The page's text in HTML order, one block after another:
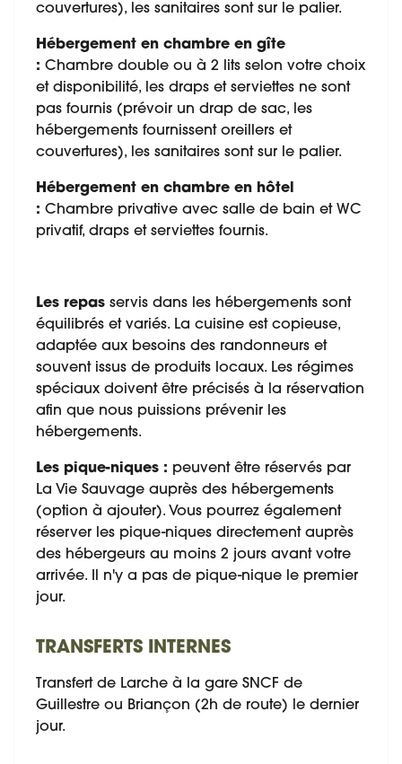
couvertures), les sanitaires sont sur le palier.
Hébergement en chambre en gîte
: Chambre double ou à 2 lits selon votre choix
et disponibilité, les draps et serviettes ne sont
pas fournis (prévoir un drap de sac, les
hébergements fournissent oreillers et
couvertures), les sanitaires sont sur le palier.
Hébergement en chambre en hôtel
: Chambre privative avec salle de bain et WC
privatif, draps et serviettes fournis.
Les repas servis dans les hébergements sont
équilibrés et variés. La cuisine est copieuse,
adaptée aux besoins des randonneurs et
souvent issus de produits locaux. Les régimes
spéciaux doivent être précisés à la réservation
afin que nous puissions prévenir les
hébergements.
Les pique-niques : peuvent être réservés par
La Vie Sauvage auprès des hébergements
(option à ajouter). Vous pourrez également
réserver les pique-niques directement auprès
des hébergeurs au moins 2 jours avant votre
arrivée. Il n'y a pas de pique-nique le premier
jour.
TRANSFERTS INTERNES
Transfert de Larche à la gare SNCF de
Guillestre ou Briançon (2h de route) le dernier
jour.